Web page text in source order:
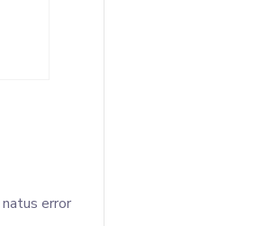
error